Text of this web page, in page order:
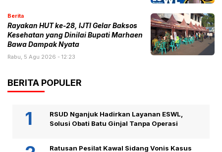
Berita
Rayakan HUT ke-28, IJTI Gelar Baksos
Kesehatan yang Dinilai Bupati Marhaen
Bawa Dampak Nyata
Rabu, 5 Agu 2026 - 12:23
BERITA POPULER
RSUD Nganjuk Hadirkan Layanan ESWL,
Solusi Obati Batu Ginjal Tanpa Operasi
Ratusan Pesilat Kawal Sidang Vonis Kasus